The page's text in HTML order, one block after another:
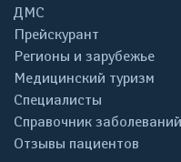
ДМС
Прейскурант
Регионы и зарубежье
Медицинский туризм
Специалисты
Справочник заболеваний
Отзывы пациентов